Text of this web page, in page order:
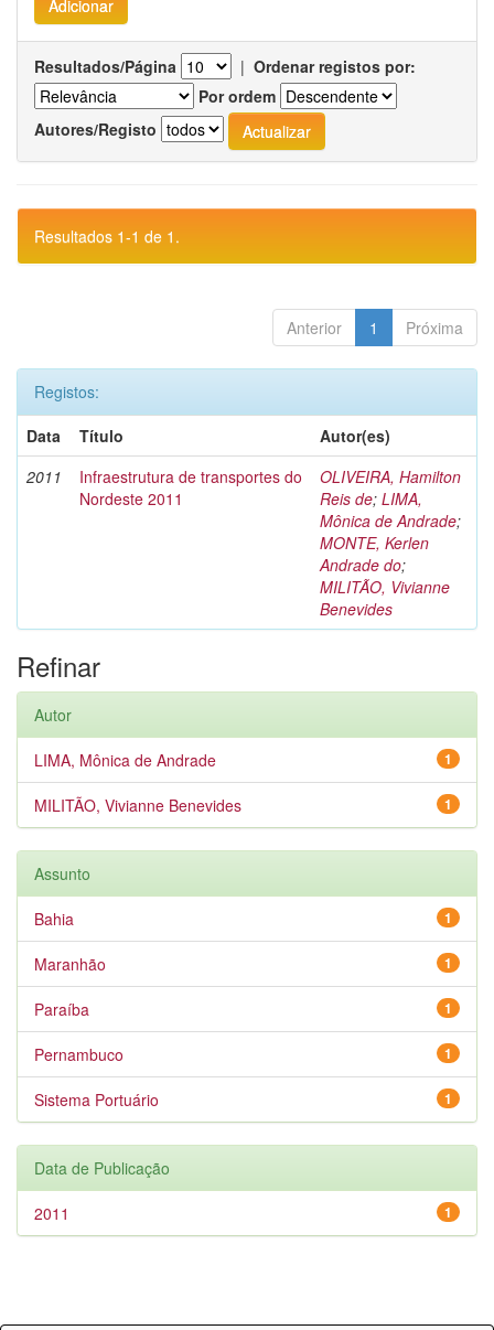
Resultados/Página | Ordenar registos por:
Por ordem
Autores/Registo
Resultados 1-1 de 1.
Anterior 1 Próxima
Registos:
Data
Título
Autor(es)
2011
Infraestrutura de transportes do
Nordeste 2011
OLIVEIRA, Hamilton
Reis de; LIMA,
Mônica de Andrade;
MONTE, Kerlen
Andrade do;
MILITÃO, Vivianne
Benevides
Refinar
Autor
1
LIMA, Mônica de Andrade
1
MILITÃO, Vivianne Benevides
Assunto
1
Bahia
1
Maranhão
1
Paraíba
1
Pernambuco
1
Sistema Portuário
Data de Publicação
1
2011